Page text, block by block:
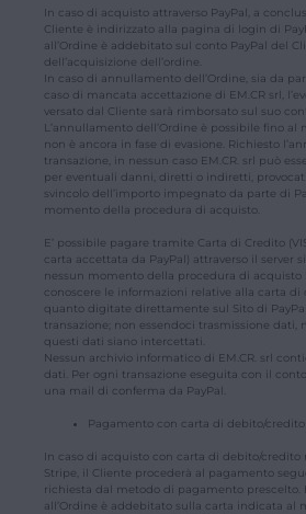
In caso di acquisto attraverso PayPal, a
Cliente è indirizzato alla pagina di login di
all’Ordine è addebitato sul conto PayPal del
dell’acquisizione dell’ordine.
In caso di annullamento dell’Ordine, sia da
caso di mancata accettazione di EM.CR srl,
versato dal Cliente sarà rimborsato sul suo
L’annullamento dell’Ordine è possibile fino
non è ancora in fase di evasione. Richiesto
transazione, in nessun caso EM.CR. srl può
per eventuali danni, diretti o indiretti,
svincolo dell’importo impegnato da parte di
momento della procedura di acquisto.
E’ possibile pagare tramite Carta di Credito
carta accettata da PayPal) attraverso il server
nessun momento della procedura di acquisto
conoscere le informazioni relative alla carta di
quanto digitate direttamente sul Sito di
transazione; non essendoci trasmissione dati,
questi dati siano intercettati.
Nessun archivio informatico di EM.CR. srl
dati. Per ogni transazione eseguita con il
una mail di conferma da PayPal.
Pagamento con carta di debito/
In caso di acquisto con carta di debito/credito
Stripe, il Cliente procederà al pagamento
richiesta dal metodo di pagamento prescelto.
all’Ordine è addebitato sulla carta indicata al